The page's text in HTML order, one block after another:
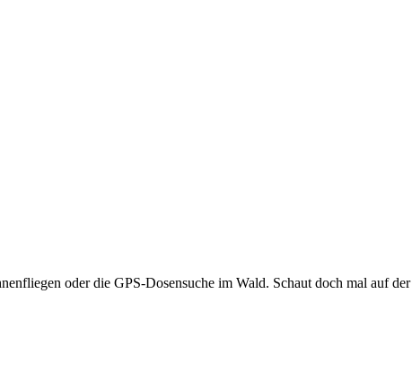
oder die GPS-Dosensuche im Wald. Schaut doch mal auf der